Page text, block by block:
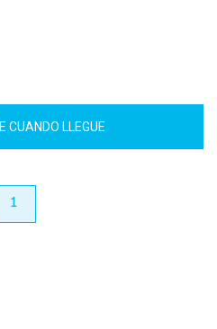
CUANDO LLEGUE
1